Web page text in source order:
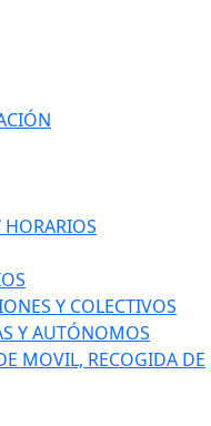
HORARIOS
Y COLECTIVOS
Y AUTÓNOMOS
MOVIL, RECOGIDA DE